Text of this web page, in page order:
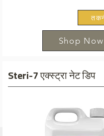
Shop Now
Steri-7 एक्स्ट्रा नेट डिप